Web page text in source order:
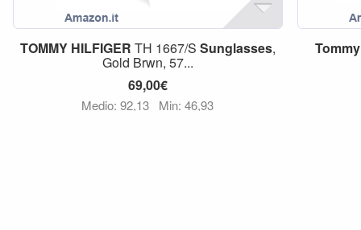
TOMMY HILFIGER TH 1667/S Sunglasses,
Gold Brwn, 57...
69,00€
Medio: 92,13 Min: 46,93
Tommy